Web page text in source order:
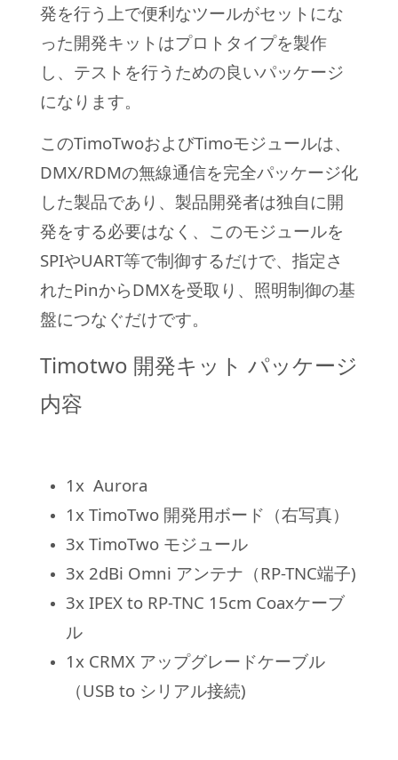
発を行う上で便利なツールがセットにな
った開発キットはプロトタイプを製作
し、テストを行うための良いパッケージ
になります。
このTimoTwoおよびTimoモジュールは、
DMX/RDMの無線通信を完全パッケージ化
した製品であり、製品開発者は独自に開
発をする必要はなく、このモジュールを
SPIやUART等で制御するだけで、指定さ
れたPinからDMXを受取り、照明制御の基
盤につなぐだけです。
Timotwo 開発キット パッケージ
内容
1x Aurora
1x TimoTwo 開発用ボード（右写真）
3x TimoTwo モジュール
3x 2dBi Omni アンテナ（RP-TNC端子)
3x IPEX to RP-TNC 15cm Coaxケーブ
ル
1x CRMX アップグレードケーブル
（USB to シリアル接続)